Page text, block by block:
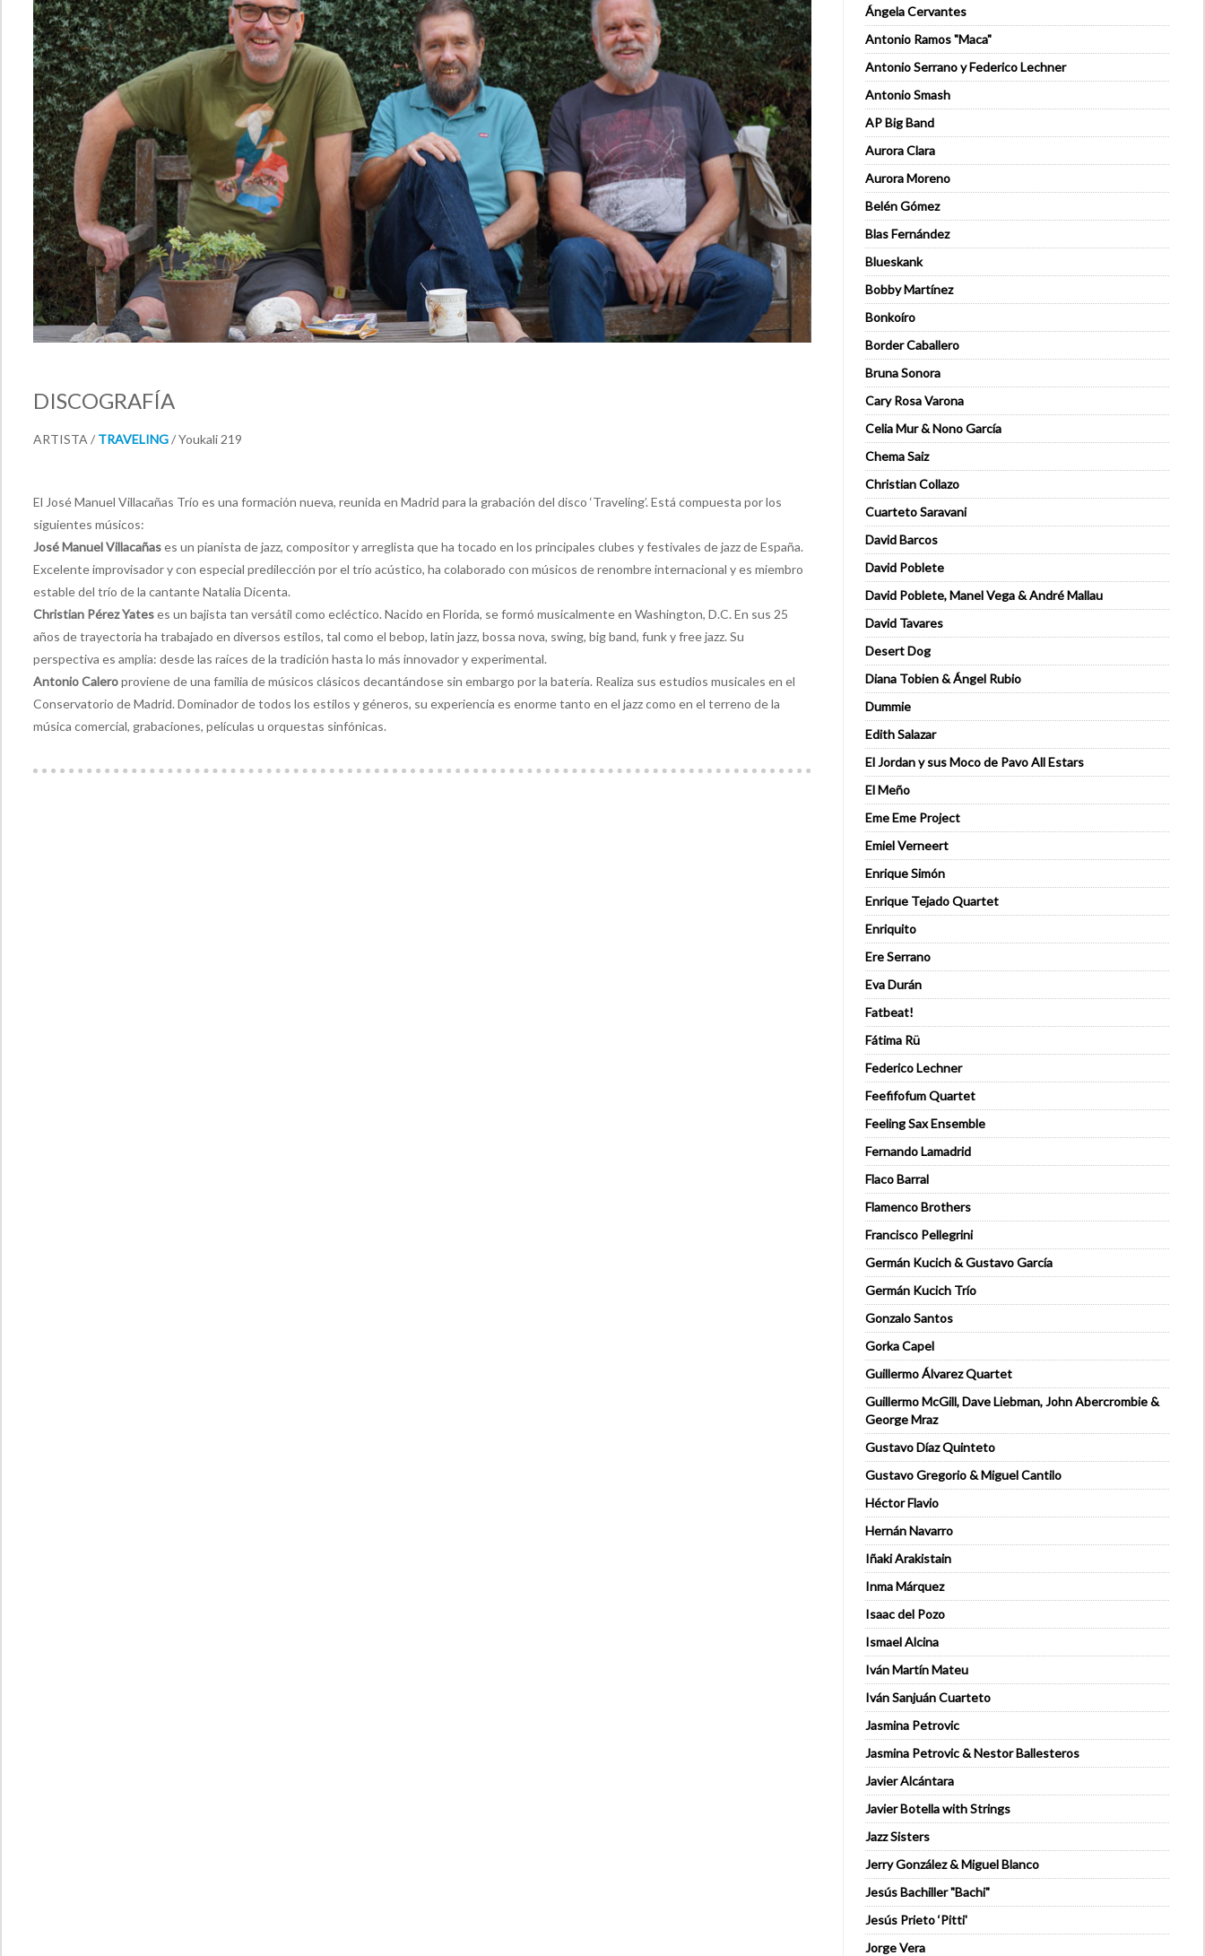
DISCOGRAFÍA
ARTISTA / TRAVELING/ Youkali 219
El José Manuel Villacañas Trío es una formación nueva, reunida en Madrid para la grabación del disco ‘Traveling’. Está compuesta por los
siguientes músicos:
José Manuel Villacañases un pianista de jazz, compositor y arreglista que ha tocado en los principales clubes y festivales de jazz de España.
Excelente improvisador y con especial predilección por el trío acústico, ha colaborado con músicos de renombre internacional y es miembro
estable del trío de la cantante Natalia Dicenta.
Christian Pérez Yateses un bajista tan versátil como ecléctico. Nacido en Florida, se formó musicalmente en Washington, D.C. En sus 25
años de trayectoria ha trabajado en diversos estilos, tal como el bebop, latin jazz, bossa nova, swing, big band, funk y free jazz. Su
perspectiva es amplia: desde las raíces de la tradición hasta lo más innovador y experimental.
Antonio Caleroproviene de una familia de músicos clásicos decantándose sin embargo por la batería. Realiza sus estudios musicales en el
Conservatorio de Madrid. Dominador de todos los estilos y géneros, su experiencia es enorme tanto en el jazz como en el terreno de la
música comercial, grabaciones, películas u orquestas sinfónicas.
Ángela Cervantes
Antonio Ramos "Maca"
Antonio Serrano y Federico Lechner
Antonio Smash
AP Big Band
Aurora Clara
Aurora Moreno
Belén Gómez
Blas Fernández
Blueskank
Bobby Martínez
Bonkoíro
Border Caballero
Bruna Sonora
Cary Rosa Varona
Celia Mur & Nono García
Chema Saiz
Christian Collazo
Cuarteto Saravani
David Barcos
David Poblete
David Poblete, Manel Vega & André Mallau
David Tavares
Desert Dog
Diana Tobien & Ángel Rubio
Dummie
Edith Salazar
El Jordan y sus Moco de Pavo All Estars
El Meño
Eme Eme Project
Emiel Verneert
Enrique Simón
Enrique Tejado Quartet
Enriquito
Ere Serrano
Eva Durán
Fatbeat!
Fátima Rü
Federico Lechner
Feefifofum Quartet
Feeling Sax Ensemble
Fernando Lamadrid
Flaco Barral
Flamenco Brothers
Francisco Pellegrini
Germán Kucich & Gustavo García
Germán Kucich Trío
Gonzalo Santos
Gorka Capel
Guillermo Álvarez Quartet
Guillermo McGill, Dave Liebman, John Abercrombie &
George Mraz
Gustavo Díaz Quinteto
Gustavo Gregorio & Miguel Cantilo
Héctor Flavio
Hernán Navarro
Iñaki Arakistain
Inma Márquez
Isaac del Pozo
Ismael Alcina
Iván Martín Mateu
Iván Sanjuán Cuarteto
Jasmina Petrovic
Jasmina Petrovic & Nestor Ballesteros
Javier Alcántara
Javier Botella with Strings
Jazz Sisters
Jerry González & Miguel Blanco
Jesús Bachiller "Bachi"
Jesús Prieto ‘Pitti'
Jorge Vera